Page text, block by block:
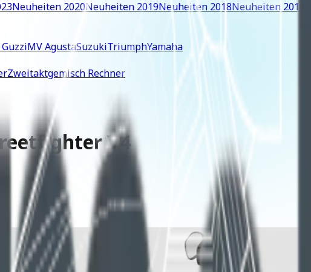
Neuheiten 2020Neuheiten 2019Neuheiten 2018Neuheiten 2016
MV AgustaSuzukiTriumphYamaha
Zweitaktgemisch Rechner
V4